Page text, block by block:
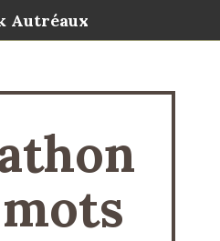
Autréaux